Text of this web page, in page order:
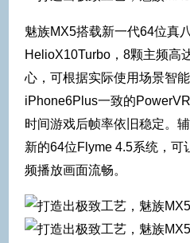
魅族MX5搭载新一代64位真
HelioX10Turbo，8颗主频高
心，可根据实际使用场景智
iPhone6Plus一致的
时间游戏后帧率依旧稳定。
新的64位Flyme 4.5系统，可
频播放画面流畅。